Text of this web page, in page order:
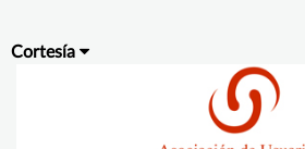
Cortesía